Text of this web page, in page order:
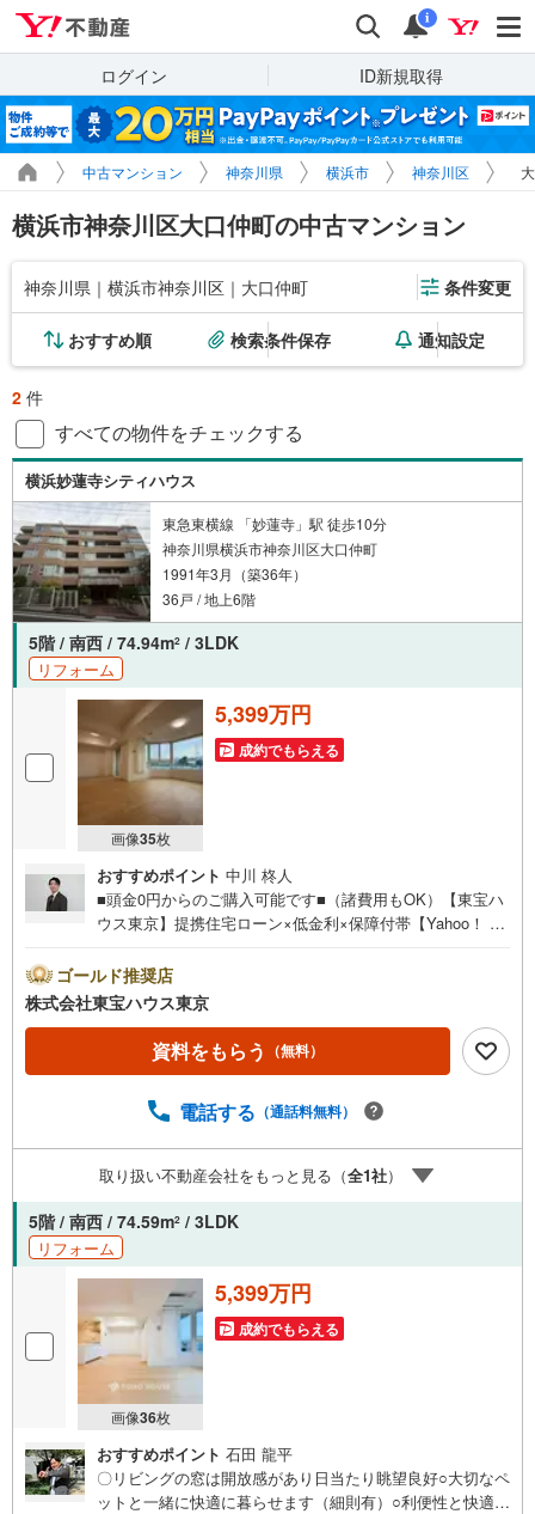
検索 通知
i
ログイン ID新規取得
中古マンション 神奈川県 横浜市 神奈川区
横浜市神奈川区大口仲町の中古マンション
神奈川県｜横浜市神奈川区｜大口仲町 条件変更
おすすめ順 検索条件保存 通知設定
2 件
すべての物件をチェックする
横浜妙蓮寺シティハウス
東急東横線 「妙蓮寺」駅 徒歩10分
神奈川県横浜市神奈川区大口仲町
1991年3月（築36年）
36戸 / 地上6階
5階 / 南西 / 74.94m2 / 3LDK
リフォーム
画像35枚
5,399万円
成約でもらえる
おすすめポイント 中川 柊人
■頭金0円からのご購入可能です■（諸費用もOK）【東宝ハ
ウス東京】提携住宅ローン×低金利×保障付帯【Yahoo！ 不
ayボーナスライトがもらえる「Yahoo！ 不動産 物件ご成約
キャンペーン」の対象になります。「資料をもらう」「見
学予約をする」ボタンからお問い合わせください。※必ずY
ahoo！ JAPAN IDでログインしてください。※PayPayボー
ナスライトは出金と譲渡はできません。ご案内・詳細な資
常時受け付けております！お気軽にお問い合わせくださ
ゴールド推奨店
株式会社東宝ハウス東京
資料をもらう （無料）
電話する （通話料無料）
取り扱い不動産会社をもっと見る（全1社）
5階 / 南西 / 74.59m2 / 3LDK
リフォーム
画像36枚
5,399万円
成約でもらえる
おすすめポイント 石田 龍平
〇リビングの窓は開放感があり日当たり眺望良好○大切なペ
ットと一緒に快適に暮らせます（細則有）○利便性と快適な